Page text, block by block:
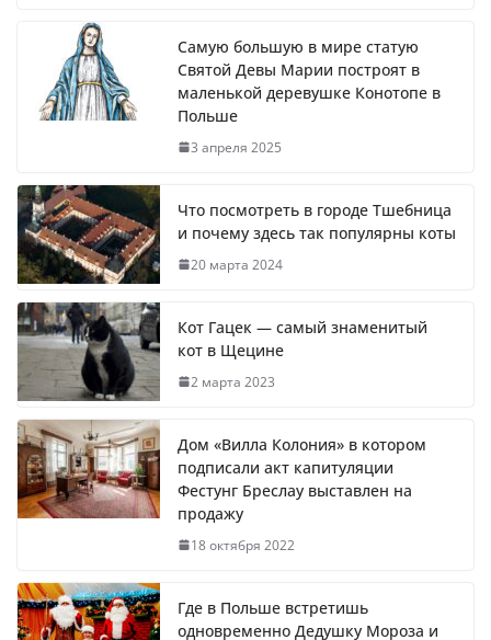
Самую большую в мире статую
Святой Девы Марии построят в
маленькой деревушке Конотопе в
Польше
3 апреля 2025
Что посмотреть в городе Тшебница
и почему здесь так популярны коты
20 марта 2024
Кот Гацек — самый знаменитый
кот в Щецине
2 марта 2023
Дом «Вилла Колония» в котором
подписали акт капитуляции
Фестунг Бреслау выставлен на
продажу
18 октября 2022
Где в Польше встретишь
одновременно Дедушку Мороза и